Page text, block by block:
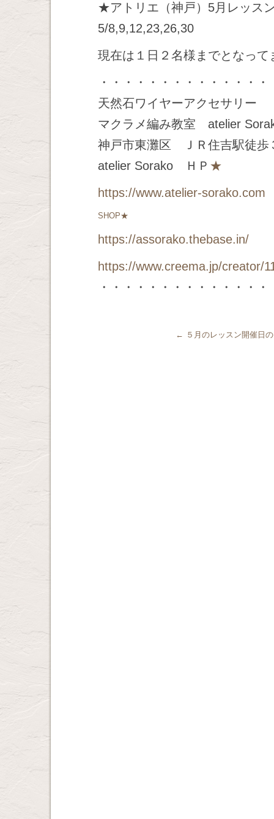
★アトリエ（神戸）5月レッス
5/8,9,12,23,26,30
現在は１日２名様までとなって
・・・・・・・・・・・・・・
天然石ワイヤーアクセサリー
マクラメ編み教室 atelier
神戸市東灘区 ＪＲ住吉駅徒歩
atelier Sorako ＨＰ ★
https://www.atelier-sorako.com
SHOP★
https://assorako.thebase.in/
https://www.creema.jp/creator/
・・・・・・・・・・・・・・
← ５月のレッスン開催日